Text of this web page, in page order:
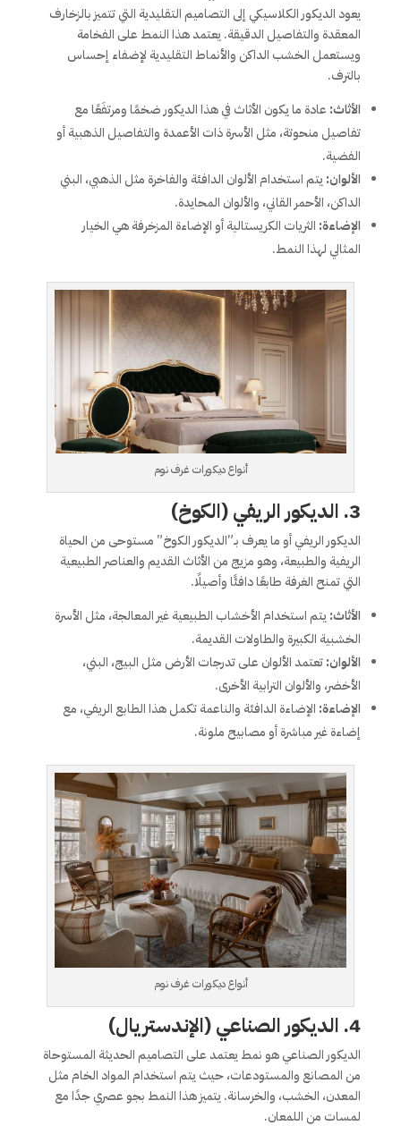
يعود الديكور الكلاسيكي إلى التصاميم التقليدية التي تتميز بالزخارف
المعقدة والتفاصيل الدقيقة. يعتمد هذا النمط على الفخامة
ويستعمل الخشب الداكن والأنماط التقليدية لإضفاء إحساس
بالترف.
الأثاث: عادة ما يكون الأثاث في هذا الديكور ضخمًا ومرتفَعًا مع
تفاصيل منحوتة، مثل الأسرة ذات الأعمدة والتفاصيل الذهبية أو
الفضية.
الألوان: يتم استخدام الألوان الدافئة والفاخرة مثل الذهبي، البني
الداكن، الأحمر القاني، والألوان المحايدة.
الإضاءة: الثريات الكريستالية أو الإضاءة المزخرفة هي الخيار
المثالي لهذا النمط.
أنواع ديكورات غرف نوم
3. الديكور الريفي (الكوخ)
الديكور الريفي أو ما يعرف بـ”الديكور الكوخ” مستوحى من الحياة
الريفية والطبيعة، وهو مزيج من الأثاث القديم والعناصر الطبيعية
التي تمنح الغرفة طابعًا دافئًا وأصيلًا.
الأثاث:يتم استخدام الأخشاب الطبيعية غير المعالجة، مثل الأسرة
الخشبية الكبيرة والطاولات القديمة.
الألوان:تعتمد الألوان على تدرجات الأرض مثل البيج، البني،
الأخضر، والألوان الترابية الأخرى.
الإضاءة: الإضاءة الدافئة والناعمة تكمل هذا الطابع الريفي، مع
إضاءة غير مباشرة أو مصابيح ملونة.
أنواع ديكورات غرف نوم
4. الديكور الصناعي (الإندستريال)
الديكور الصناعي هو نمط يعتمد على التصاميم الحديثة المستوحاة
من المصانع والمستودعات، حيث يتم استخدام المواد الخام مثل
المعدن، الخشب، والخرسانة. يتميز هذا النمط بجو عصري جدًا مع
لمسات من اللمعان.